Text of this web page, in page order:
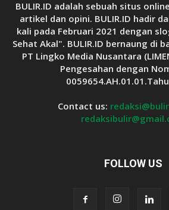
BULIR.ID adalah sebuah situs
artikel dan opini. BULIR.ID hadir
kali pada Februari 2021 dengan
Sehat Akal". BULIR.ID bernaung di
PT Lingko Media Nusantara
Pengesahan dengan
Contact us:
FOLLOW US